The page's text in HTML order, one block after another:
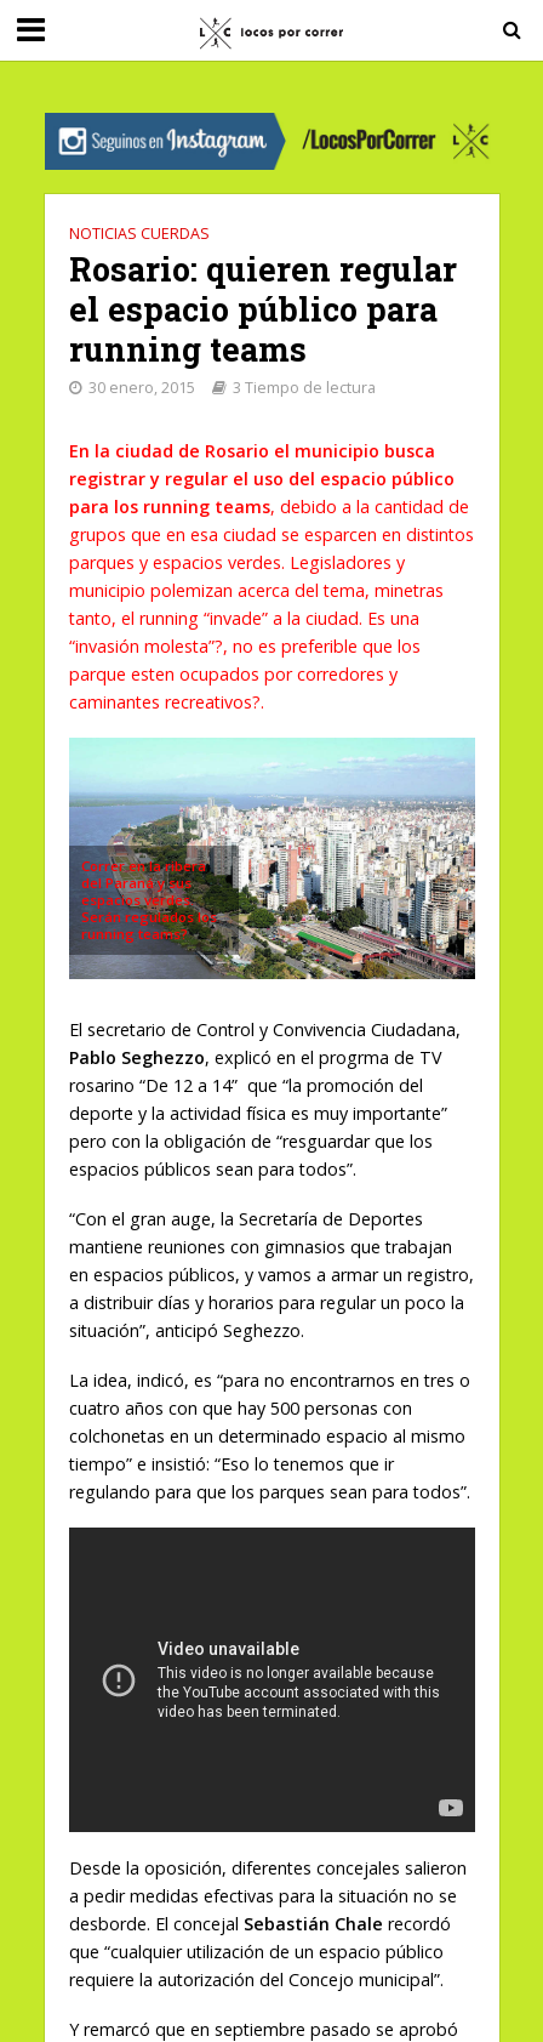
G-0X2PD3RFLV
NOTICIAS CUERDAS
Rosario: quieren regular
el espacio público para
running teams
30 enero, 2015 3 Tiempo de lectura
En la ciudad de Rosario el municipio busca
registrar y regular el uso del espacio público
para los running teams, debido a la cantidad de
grupos que en esa ciudad se esparcen en distintos
parques y espacios verdes. Legisladores y
municipio polemizan acerca del tema, minetras
tanto, el running “invade” a la ciudad. Es una
“invasión molesta”?, no es preferible que los
parque esten ocupados por corredores y
caminantes recreativos?.
Correr en la ribera
del Paraná y sus
espacios verdes.
Serán regulados los
running teams?
El secretario de Control y Convivencia Ciudadana,
Pablo Seghezzo, explicó en el progrma de TV
rosarino “De 12 a 14” que “la promoción del
deporte y la actividad física es muy importante”
pero con la obligación de “resguardar que los
espacios públicos sean para todos”.
“Con el gran auge, la Secretaría de Deportes
mantiene reuniones con gimnasios que trabajan
en espacios públicos, y vamos a armar un registro,
a distribuir días y horarios para regular un poco la
situación”, anticipó Seghezzo.
La idea, indicó, es “para no encontrarnos en tres o
cuatro años con que hay 500 personas con
colchonetas en un determinado espacio al mismo
tiempo” e insistió: “Eso lo tenemos que ir
regulando para que los parques sean para todos”.
Desde la oposición, diferentes concejales salieron
a pedir medidas efectivas para la situación no se
desborde. El concejal Sebastián Chale recordó
que “cualquier utilización de un espacio público
requiere la autorización del Concejo municipal”.
Y remarcó que en septiembre pasado se aprobó